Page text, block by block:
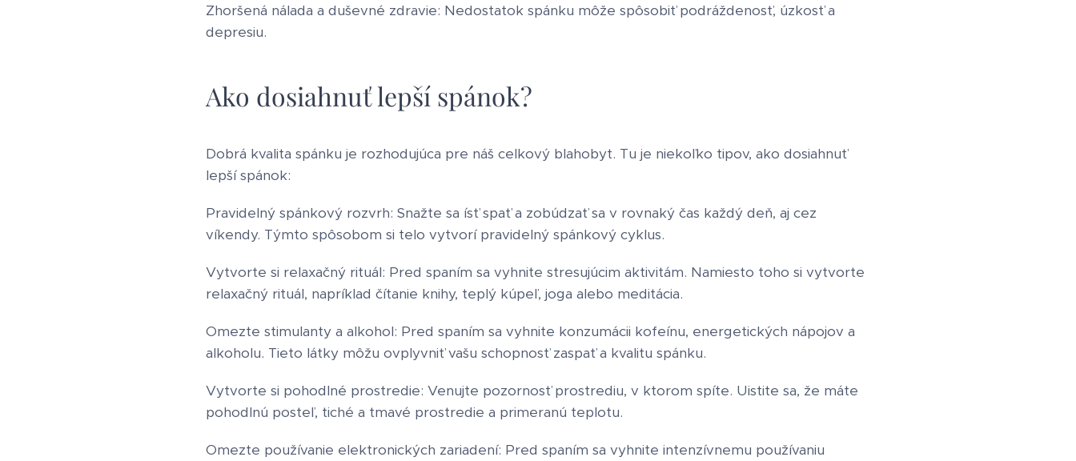
Zhoršená nálada a duševné zdravie: Nedostatok spánku môže spôsobiť podráždenosť, úzkosť a
depresiu.
Ako dosiahnuť lepší spánok?
Dobrá kvalita spánku je rozhodujúca pre náš celkový blahobyt. Tu je niekoľko tipov, ako dosiahnuť
lepší spánok:
Pravidelný spánkový rozvrh: Snažte sa ísť spať a zobúdzať sa v rovnaký čas každý deň, aj cez
víkendy. Týmto spôsobom si telo vytvorí pravidelný spánkový cyklus.
Vytvorte si relaxačný rituál: Pred spaním sa vyhnite stresujúcim aktivitám. Namiesto toho si vytvorte
relaxačný rituál, napríklad čítanie knihy, teplý kúpeľ, joga alebo meditácia.
Omezte stimulanty a alkohol: Pred spaním sa vyhnite konzumácii kofeínu, energetických nápojov a
alkoholu. Tieto látky môžu ovplyvniť vašu schopnosť zaspať a kvalitu spánku.
Vytvorte si pohodlné prostredie: Venujte pozornosť prostrediu, v ktorom spíte. Uistite sa, že máte
pohodlnú posteľ, tiché a tmavé prostredie a primeranú teplotu.
Omezte používanie elektronických zariadení: Pred spaním sa vyhnite intenzívnemu používaniu